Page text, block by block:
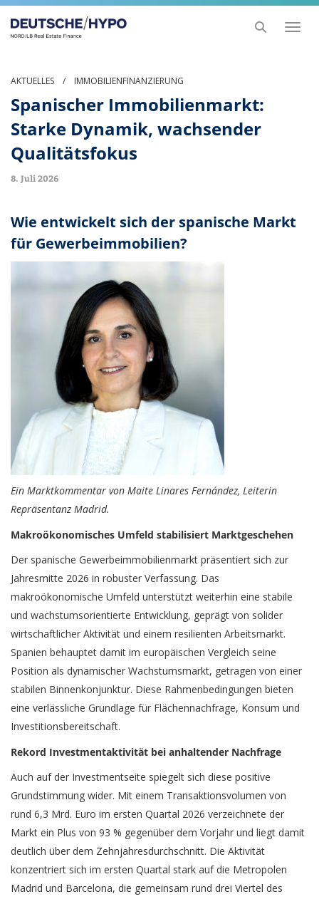
Toggle
AKTUELLES / IMMOBILIENFINANZIERUNG
Spanischer Immobilienmarkt:
Starke Dynamik, wachsender
Qualitätsfokus
8. Juli 2026
Wie entwickelt sich der spanische Markt
für Gewerbeimmobilien?
Ein Marktkommentar von Maite Linares Fernández, Leiterin
Repräsentanz Madrid.
Makroökonomisches Umfeld stabilisiert Marktgeschehen
Der spanische Gewerbeimmobilienmarkt präsentiert sich zur
Jahresmitte 2026 in robuster Verfassung. Das
makroökonomische Umfeld unterstützt weiterhin eine stabile
und wachstumsorientierte Entwicklung, geprägt von solider
wirtschaftlicher Aktivität und einem resilienten Arbeitsmarkt.
Spanien behauptet damit im europäischen Vergleich seine
Position als dynamischer Wachstumsmarkt, getragen von einer
stabilen Binnenkonjunktur. Diese Rahmenbedingungen bieten
eine verlässliche Grundlage für Flächennachfrage, Konsum und
Investitionsbereitschaft.
Rekord Investmentaktivität bei anhaltender Nachfrage
Auch auf der Investmentseite spiegelt sich diese positive
Grundstimmung wider. Mit einem Transaktionsvolumen von
rund 6,3 Mrd. Euro im ersten Quartal 2026 verzeichnete der
Markt ein Plus von 93 % gegenüber dem Vorjahr und liegt damit
deutlich über dem Zehnjahresdurchschnitt. Die Aktivität
konzentriert sich im ersten Quartal stark auf die Metropolen
Madrid und Barcelona, die gemeinsam rund drei Viertel des